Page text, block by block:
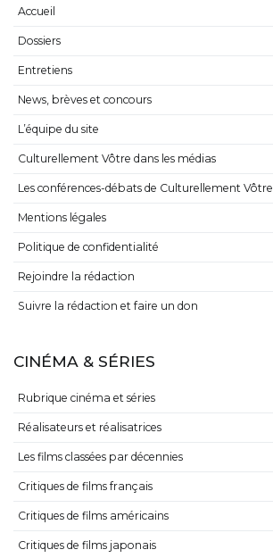
Accueil
Dossiers
Entretiens
News, brèves et concours
L’équipe du site
Culturellement Vôtre dans les médias
Les conférences-débats de Culturellement Vôtre
Mentions légales
Politique de confidentialité
Rejoindre la rédaction
Suivre la rédaction et faire un don
CINÉMA & SÉRIES
Rubrique cinéma et séries
Réalisateurs et réalisatrices
Les films classées par décennies
Critiques de films français
Critiques de films américains
Critiques de films japonais